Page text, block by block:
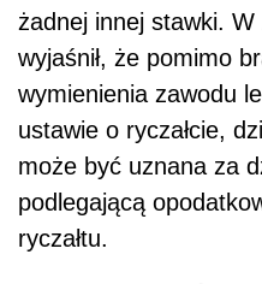
żadnej innej stawki.
wyjaśnił, że pomimo
wymienienia zawodu
ustawie o ryczałcie,
może być uznana za
podlegającą
ryczałtu.